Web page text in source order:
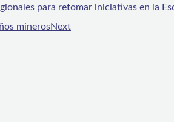
para retomar iniciativas en la
minerosNext